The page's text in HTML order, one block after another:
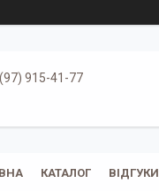
915-41-77
КАТАЛОГ ВІДГУКИ